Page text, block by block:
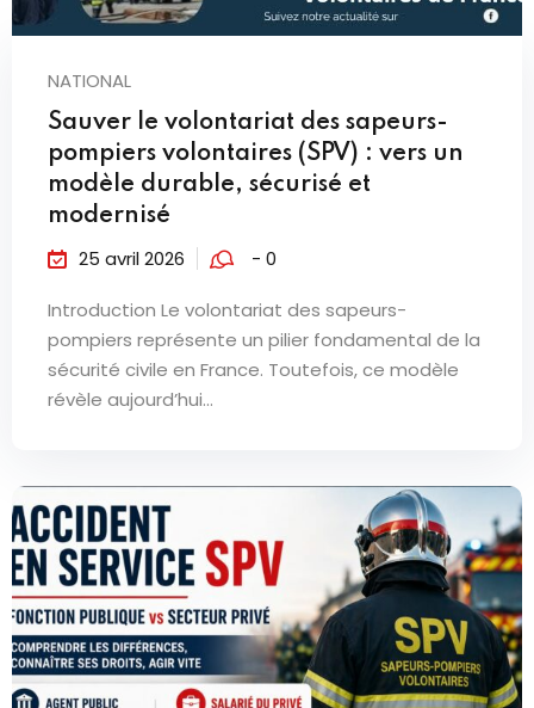
NATIONAL
Sauver le volontariat des sapeurs-
pompiers volontaires (SPV) : vers un
modèle durable, sécurisé et
modernisé
25 avril 2026 - 0
Introduction Le volontariat des sapeurs-
pompiers représente un pilier fondamental de la
sécurité civile en France. Toutefois, ce modèle
révèle aujourd’hui...